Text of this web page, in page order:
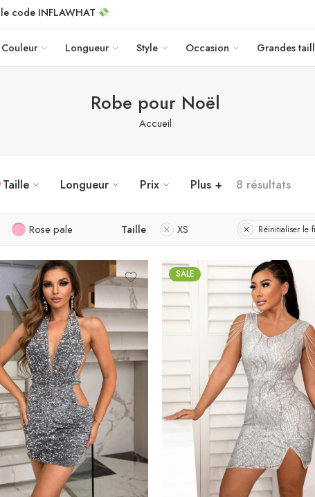
code INFLAWHAT
Couleur Longueur Style Occasion Grandes
Robe pour Noël
Accueil
Taille Longueur Prix Plus + 8 résultats
Rose pale Taille XS Réinitialiser le
SALE